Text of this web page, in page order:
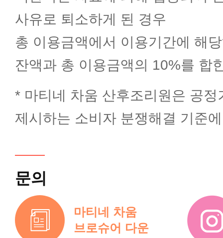
사유로 퇴소하게 된 경우
총 이용금액에서 이용기간에 해
잔액과 총 이용금액의 10%를 합
* 마티네 차움 산후조리원은 공정
제시하는 소비자 분쟁해결 기준
문의
마티네 차움
브로슈어 다운